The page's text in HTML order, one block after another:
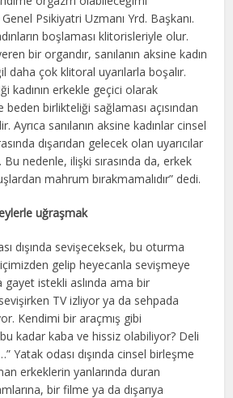
Psikiyatri Uzmanı Yrd. Başkanı.
boşlaması klitorisleriyle olur.
bir organdır, sanılanın aksine kadın
daha çok klitoral uyarılarla boşalır.
kadının erkekle geçici olarak
birlikteliği sağlaması açısından
Ayrıca sanılanın aksine kadınlar cinsel
dışarıdan gelecek olan uyarıcılar
Bu nedenle, ilişki sırasında da, erkek
mahrum bırakmamalıdır” dedi.
uğraşmak
dışında sevişeceksek, bu oturma
gelip heyecanla sevişmeye
gayet istekli aslında ama bir
TV izliyor ya da sehpada
Kendimi bir araçmış gibi
kadar kaba ve hissiz olabiliyor? Deli
Yatak odası dışında cinsel birleşme
erkeklerin yanlarında duran
bir filme ya da dışarıya